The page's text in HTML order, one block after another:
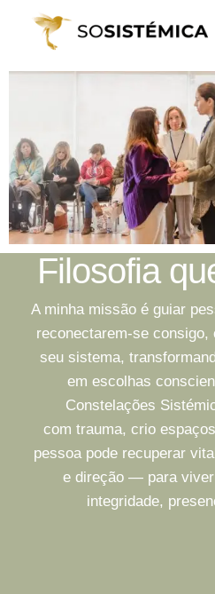
Filosofia
A minha missão é guiar
reconectarem-se
seu sistema,
em escolhas
Constelações
comtrauma, crio
pessoa pode recuperar
e direção — para
integridade,